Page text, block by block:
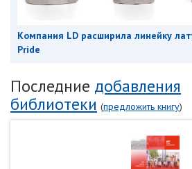
Компания LD расширила линейку
Pride
Последние добавления
библиотеки (предложить книгу)